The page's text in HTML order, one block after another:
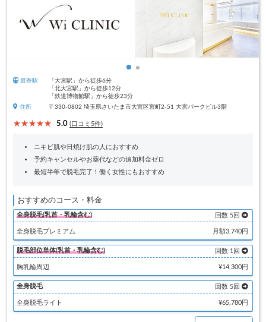
最寄駅
「大宮駅」から徒歩6分
「北大宮駅」から徒歩12分
「鉄道博物館駅」から徒歩23分
住所
〒330-0802 埼玉県さいたま市大宮区宮町2-51 大宮パークビル3階
5.0 (口コミ5件)
ニキビ肌や日焼け肌の人におすすめ
予約キャンセルやお薬代などの追加料金ゼロ
最短半年で脱毛完了！働く女性にもおすすめ
おすすめのコース・料金
全身脱毛(乳首・乳輪含む) 回数 5回
全身脱毛プレミアム 月額3,740円
脱毛部位単体(乳首・乳輪含む) 回数 1回
胸乳輪周辺 ¥14,300円
全身脱毛 回数 5回
全身脱毛ライト ¥65,780円